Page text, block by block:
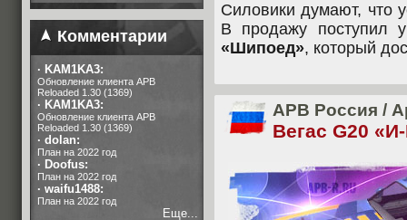
Комментарии
· KAM1KA3:
Обновление клиента APB
Reloaded 1.30 (1369)
· KAM1KA3:
Обновление клиента APB
Reloaded 1.30 (1369)
· dolan:
План на 2022 год
· Doofus:
План на 2022 год
· waifu1488:
План на 2022 год
Еще...
Силовики думают, что
В продажу поступил
«Шипоед», который
APB Россия /
Вегас G20